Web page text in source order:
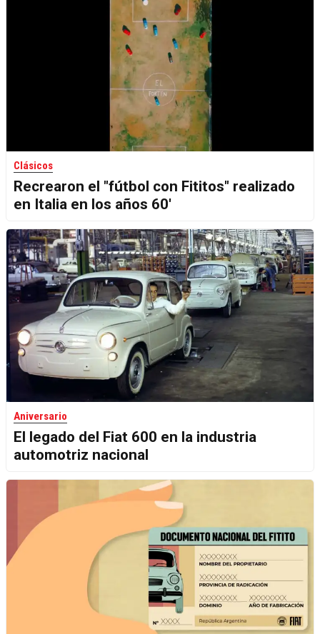
Clásicos
Recrearon el "fútbol con Fititos" realizado
en Italia en los años 60'
Aniversario
El legado del Fiat 600 en la industria
automotriz nacional